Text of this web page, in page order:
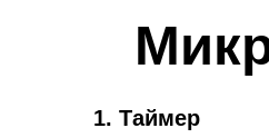
1. Таймер